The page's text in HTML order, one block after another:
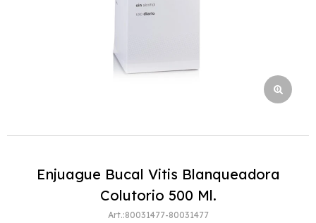
Enjuague Bucal Vitis Blanqueadora
Colutorio 500 Ml.
80031477-80031477